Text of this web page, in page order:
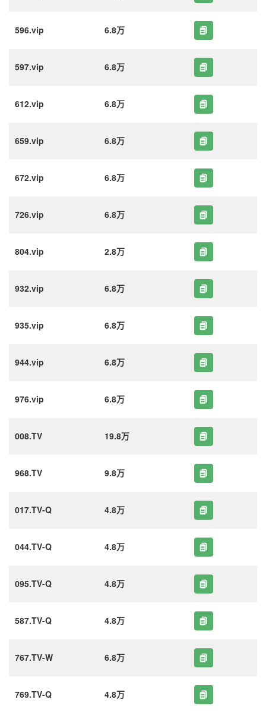
596.vip 6.8万
597.vip 6.8万
612.vip 6.8万
659.vip 6.8万
672.vip 6.8万
726.vip 6.8万
804.vip 2.8万
932.vip 6.8万
935.vip 6.8万
944.vip 6.8万
976.vip 6.8万
008.TV 19.8万
968.TV 9.8万
017.TV-Q 4.8万
044.TV-Q 4.8万
095.TV-Q 4.8万
587.TV-Q 4.8万
767.TV-W 6.8万
769.TV-Q 4.8万